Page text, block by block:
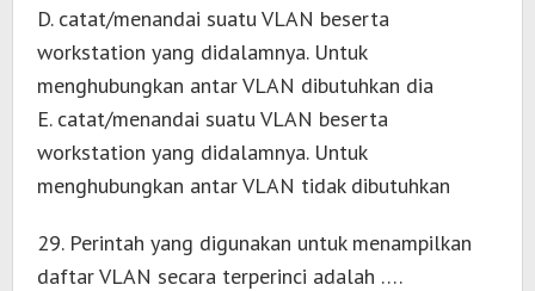
D. catat/menandai suatu VLAN beserta
workstation yang didalamnya. Untuk
menghubungkan antar VLAN dibutuhkan dia
E. catat/menandai suatu VLAN beserta
workstation yang didalamnya. Untuk
menghubungkan antar VLAN tidak dibutuhkan
29. Perintah yang digunakan untuk menampilkan
daftar VLAN secara terperinci adalah ….